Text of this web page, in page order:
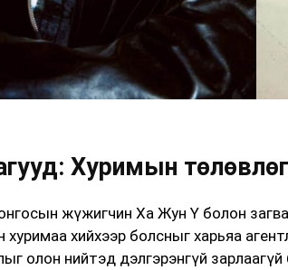
Хуримын
жүжигчин Ха Жун Ү болон
хуримаа хийхээр болсныг харьяа
олон нийтэд дэлгэрэнгүй